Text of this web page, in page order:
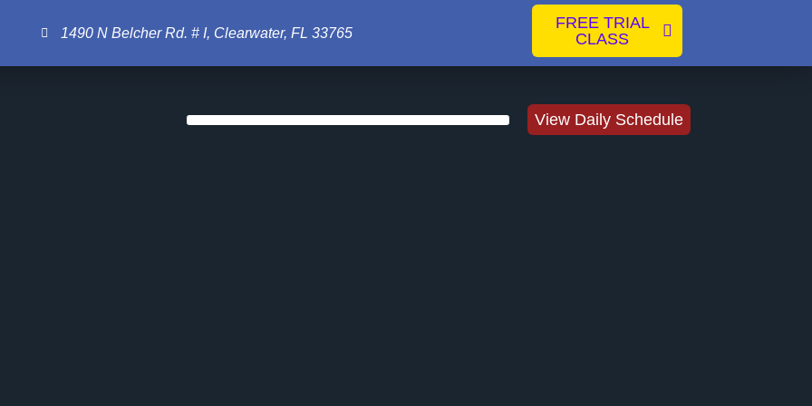
1490 N Belcher Rd. # I, Clearwater, FL 33765
FREE TRIAL
CLASS
View Daily Schedule